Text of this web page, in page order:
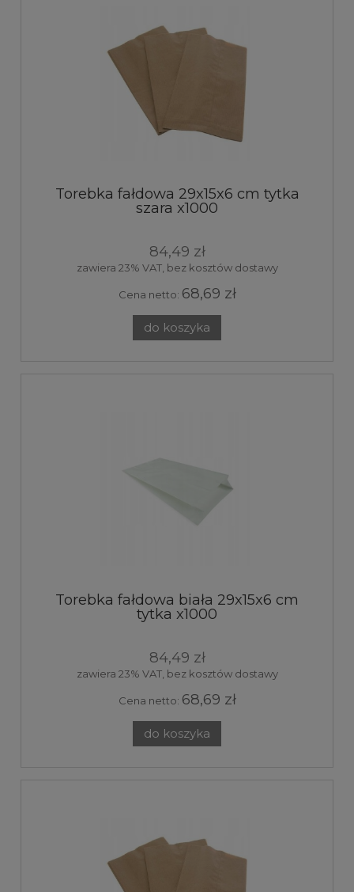
Torebka fałdowa 29x15x6 cm tytka
szara x1000
84,49 zł
zawiera 23% VAT, bez kosztów dostawy
Cena netto: 68,69 zł
do koszyka
Torebka fałdowa biała 29x15x6 cm
tytka x1000
84,49 zł
zawiera 23% VAT, bez kosztów dostawy
Cena netto: 68,69 zł
do koszyka